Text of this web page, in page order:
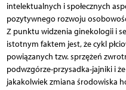
intelektualnych i społecznych
pozytywnego rozwoju
Z punktu widzenia ginekologii i
istotnym faktem jest, że cykl
powiązanych tzw. sprzężeń
podwzgórze-przysadka-jajniki i że
jakakolwiek zmiana środowiska